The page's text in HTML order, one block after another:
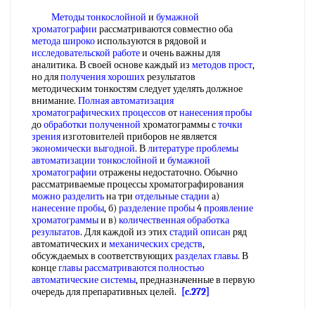
Методы тонкослойной и бумажной
хроматографии рассматриваются совместно оба
метода широкоиспользуются в рядовой и
исследовательской работеи очень важны для
аналитика. В своей основе каждый из методов прост,
но дляполучения хорошихрезультатов
методическим тонкостям следует уделять должное
внимание. Полная автоматизация
хроматографических процессов отнанесения пробы
дообработки полученной хроматограммы сточки
зренияизготовителей приборов не является
экономически выгодной. Влитературе проблемы
автоматизации тонкослойной и бумажной
хроматографии отражены недостаточно. Обычно
рассматриваемые процессы хроматографирования
можно разделитьна три отдельные стадии а)
нанесение пробы, б) разделение пробы4проявление
хроматограммыи в) количественная обработка
результатов. Для каждой из этихстадий описан ряд
автоматических и механических средств,
обсуждаемых в соответствующихразделах главы. В
концеглавы рассматриваютсяполностью
автоматические системы, предназначенные в первую
очередь для препаративных целей.
[c.272]